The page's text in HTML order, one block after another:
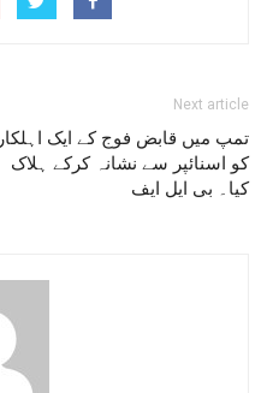
Next article
تمپ میں قابض فوج کے ایک اہلکار
کو اسنائپر سے نشانہ کرکے ہلاک
کیا۔ بی ایل ایف